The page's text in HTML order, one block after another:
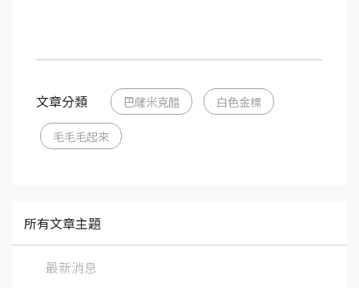
文章分類 巴薩米克醋 白色金標
毛毛毛起來
所有文章主題
最新消息